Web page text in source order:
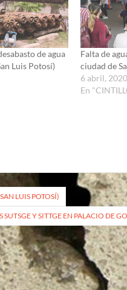
de agua
Luis Potosí)
Falta de
ciudad de
6 abril, 2020
En
LUIS POTOSÍ)
SUTSGE Y SITTGE EN PALACIO DE